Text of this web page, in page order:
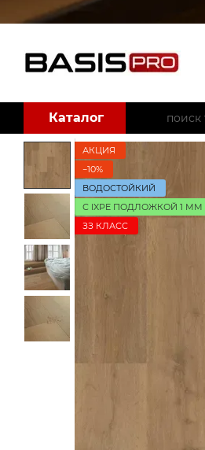
Перейти к основному контенту
Каталог
АКЦИЯ
−10%
ВОДОСТОЙКИЙ
С IXPE ПОДЛОЖКОЙ 1 ММ
ЗЗ КЛАСС